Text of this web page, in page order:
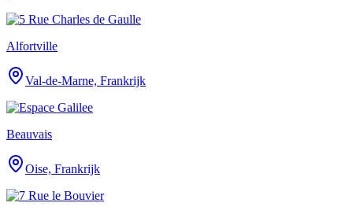
Alfortville
Val-de-Marne, Frankrijk
Beauvais
Oise, Frankrijk